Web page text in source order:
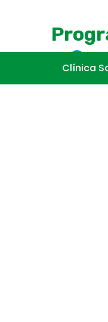
Regístrate y
Clínica